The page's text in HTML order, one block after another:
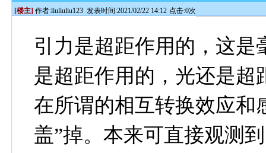
[楼主] 作者:liuliuliu123 发表时间:2021/02/22 14:12 点击:0次
引力是超距作用的，这是
是超距作用的，光还是超
在所谓的相互转换效应和
盖”掉。本来可直接观测